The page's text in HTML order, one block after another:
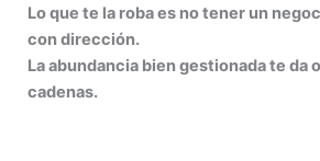
Lo que te la roba es no tener un
con dirección.
La abundancia bien gestionada te da
cadenas.